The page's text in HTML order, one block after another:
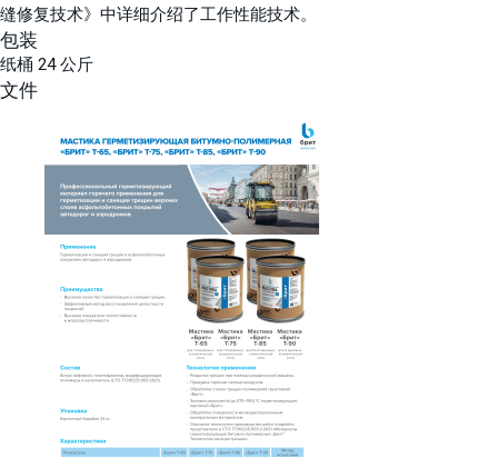
缝修复技术》中详细介绍了工作性能技术。
包装
纸桶 24 公斤
文件